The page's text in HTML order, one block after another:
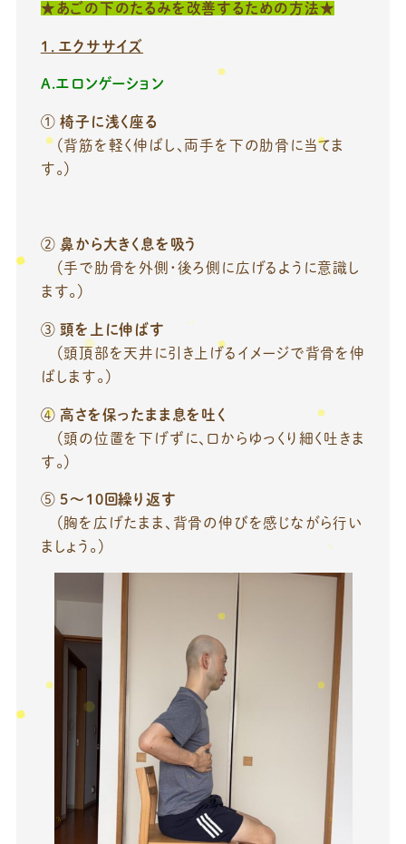
★あごの下のたるみを改善するための方法★
１．エクササイズ
A.エロンゲーション
①椅子に浅く座る
（背筋を軽く伸ばし、両手を下の肋骨に当てま
す。）
② 鼻から大きく息を吸う
（手で肋骨を外側・後ろ側に広げるように意識し
ます。）
③頭を上に伸ばす
（頭頂部を天井に引き上げるイメージで背骨を伸
ばします。）
④高さを保ったまま息を吐く
（頭の位置を下げずに、口からゆっくり細く吐きま
す。）
⑤ 5～10回繰り返す
（胸を広げたまま、背骨の伸びを感じながら行い
ましょう。）